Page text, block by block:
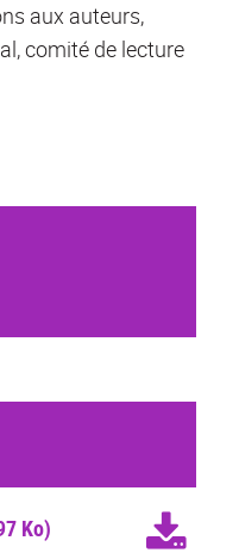
aux auteurs,
comité de lecture
Ko)